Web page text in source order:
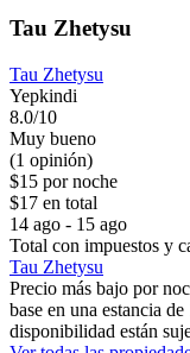
Tau Zhetysu
Tau Zhetysu
Yepkindi
8.0/10
Muy bueno
(1 opinión)
$15 por noche
$17 en total
14 ago - 15 ago
Total con impuestos y
Tau Zhetysu
Precio más bajo por
base en una estancia
disponibilidad están